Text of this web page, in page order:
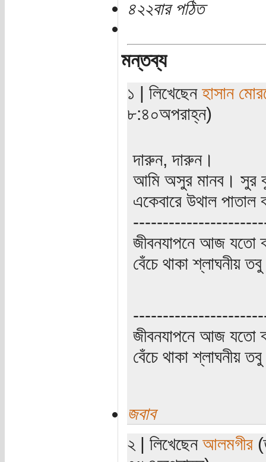
৪২২বার পঠিত
মন্তব্য
১ | লিখেছেন হাসান
৮:৪০অপরাহ্ন)
দারুন, দারুন।
আমি অসুর মানব। সুর
একেবারে উথাল
জীবনযাপনে আজ যতো
বেঁচে থাকা শ্লাঘনীয়
জীবনযাপনে আজ যতো
বেঁচে থাকা শ্লাঘনীয়
জবাব
২ | লিখেছেন আলমগীর